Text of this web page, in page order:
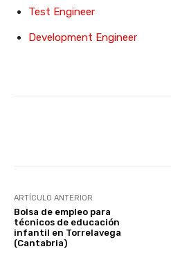
Test Engineer
Development Engineer
ARTÍCULO ANTERIOR
Bolsa de empleo para
técnicos de educación
infantil en Torrelavega
(Cantabria)